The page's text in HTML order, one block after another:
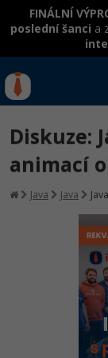
FINÁLNÍ
poslední šanci a
C#
Java
Jak
Java
Přihlásit se|
Diskuze:
animací
Java Java